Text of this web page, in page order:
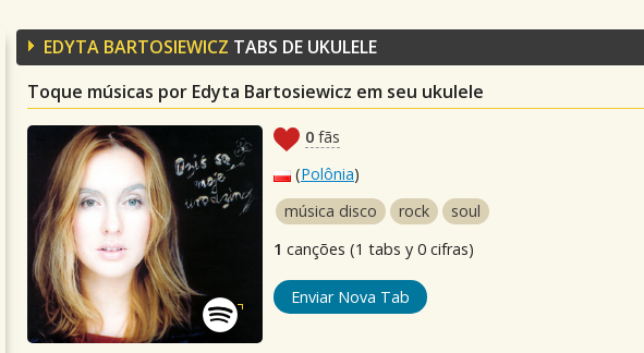
EDYTA BARTOSIEWICZ TABS DE UKULELE
Toque músicas por Edyta Bartosiewicz em seu ukulele
0 fãs
(Polônia)
música disco
rock
soul
1 canções (1 tabs y 0 cifras)
Enviar Nova Tab